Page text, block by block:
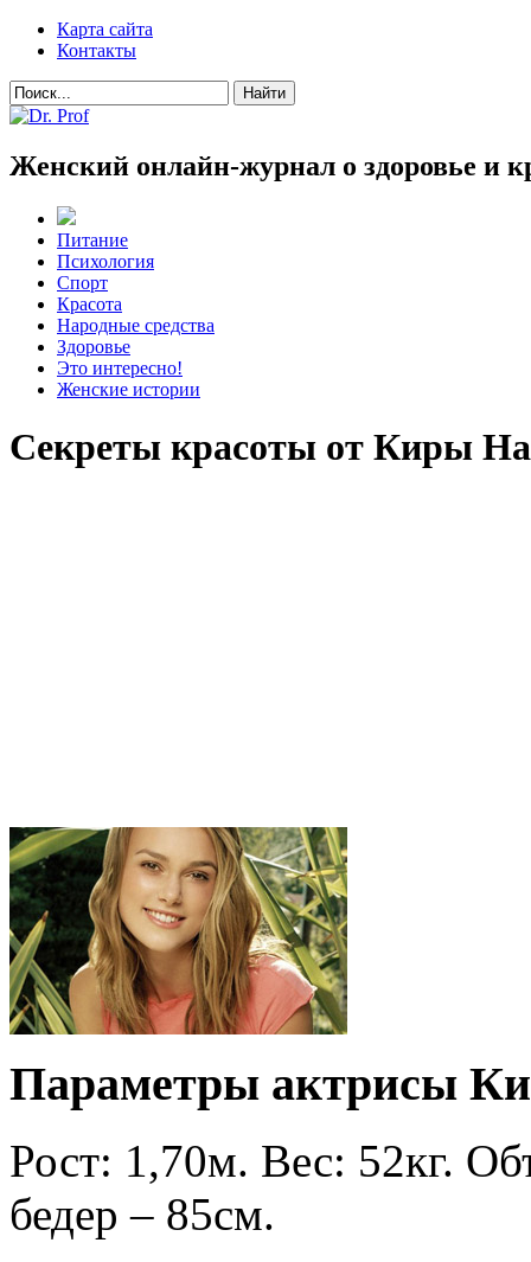
Карта сайта
Контакты
Женский онлайн-журнал о здоровье и
Питание
Психология
Спорт
Красота
Народные средства
Здоровье
Это интересно!
Женские истории
Секреты красоты от Киры
Параметры актрисы
Рост: 1,70м. Вес: 52кг.
бедер – 85см.